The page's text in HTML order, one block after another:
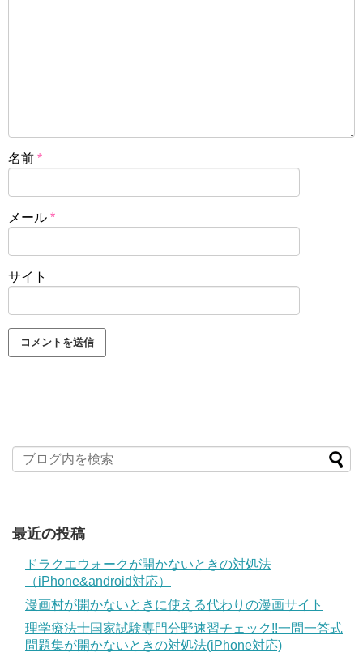
名前 *
メール *
サイト
最近の投稿
ドラクエウォークが開かないときの対処法
（iPhone&android対応）
漫画村が開かないときに使える代わりの漫画サイト
理学療法士国家試験専門分野速習チェック!!一問一答式
問題集が開かないときの対処法(iPhone対応)